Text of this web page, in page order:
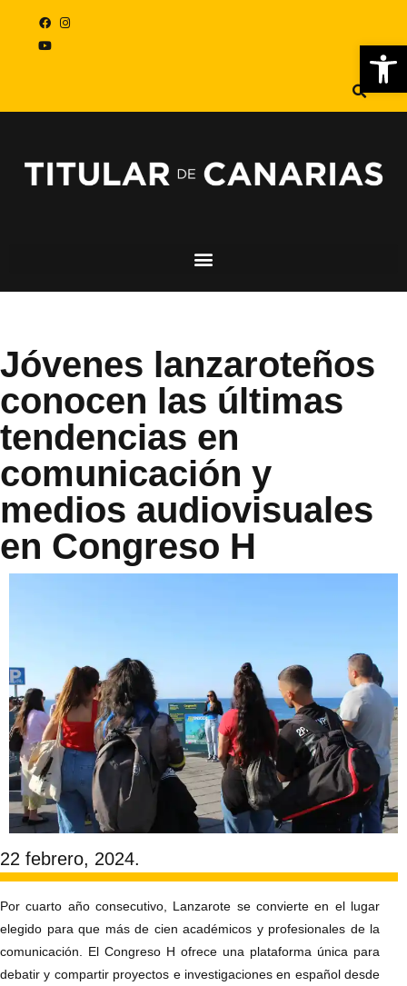
Jóvenes lanzaroteños
conocen las últimas
tendencias en
comunicación y
medios audiovisuales
en Congreso H
22 febrero, 2024.
Por cuarto año consecutivo, Lanzarote se convierte en el lugar
elegido para que más de cien académicos y profesionales de la
comunicación. El Congreso H ofrece una plataforma única para
debatir y compartir proyectos e investigaciones en español desde